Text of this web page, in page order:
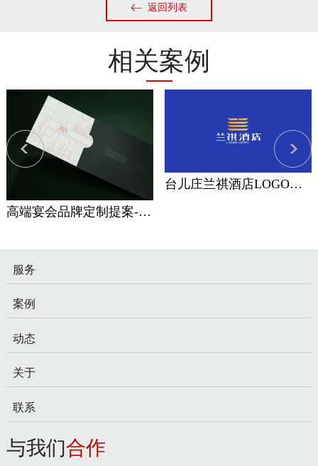
返回列表
相关案例
高端宴会品牌定制提案-VI视觉设计
台儿庄兰祺酒店LOGO设计提案
服务
案例
动态
关于
联系
与我们合作